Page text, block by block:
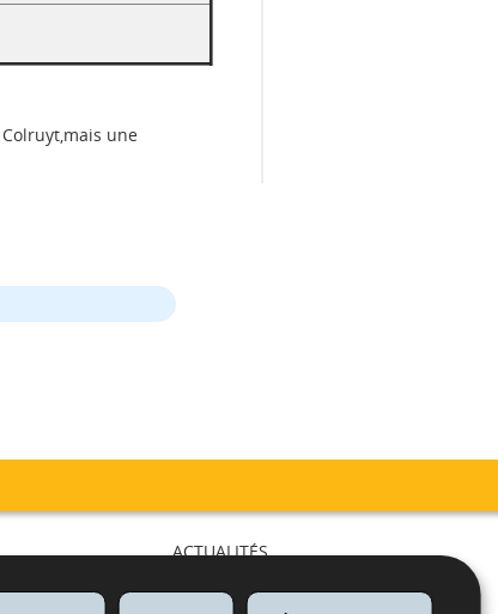
une
ACTUALITÉS